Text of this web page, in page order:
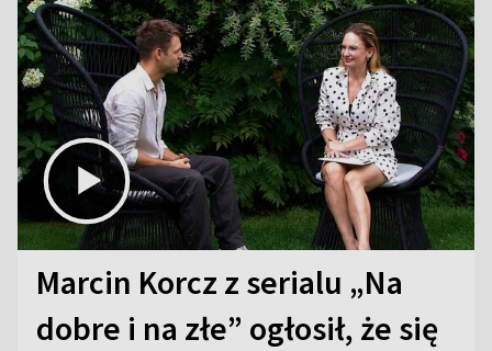
Marcin Korcz z serialu „Na
dobre i na złe” ogłosił, że się